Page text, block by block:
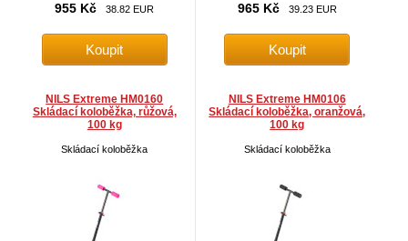
955 Kč 38.82 EUR 965 Kč 39.23 EUR
NILS Extreme HM0160
Skládací koloběžka, růžová,
100 kg
Skládací koloběžka
NILS Extreme HM0106
Skládací koloběžka, oranžová,
100 kg
Skládací koloběžka